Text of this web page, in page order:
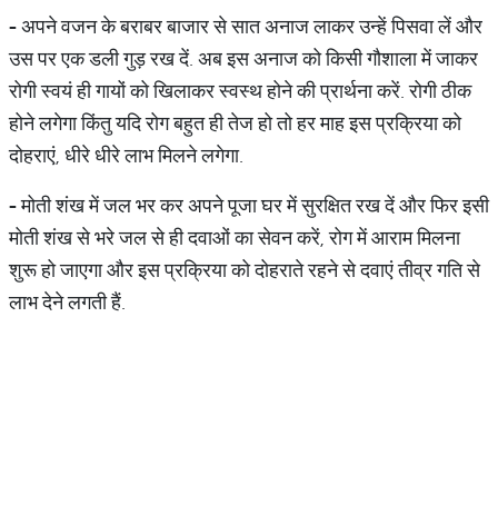
-अपने वजन के बराबर बाजार से सात अनाज लाकर उन्हें पिसवा लें और
उस पर एक डली गुड़ रख दें. अब इस अनाज को किसी गौशाला में जाकर
रोगी स्वयं ही गायों को खिलाकर स्वस्थ होने की प्रार्थना करें. रोगी ठीक
होने लगेगा किंतु यदि रोग बहुत ही तेज हो तो हर माह इस प्रक्रिया को
दोहराएं, धीरे धीरे लाभ मिलने लगेगा.
-मोती शंख में जल भर कर अपने पूजा घर में सुरक्षित रख दें और फिर इसी
मोती शंख से भरे जल से ही दवाओं का सेवन करें, रोग में आराम मिलना
शुरू हो जाएगा और इस प्रक्रिया को दोहराते रहने से दवाएं तीव्र गति से
लाभ देने लगती हैं.